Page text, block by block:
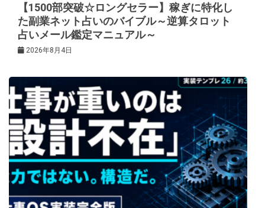
【1500部突破☆ロングセラー】稼ぎに特化し
た副業ネット占いのバイブル～逆算タロット
占いメール鑑定マニュアル～
2026年8月4日